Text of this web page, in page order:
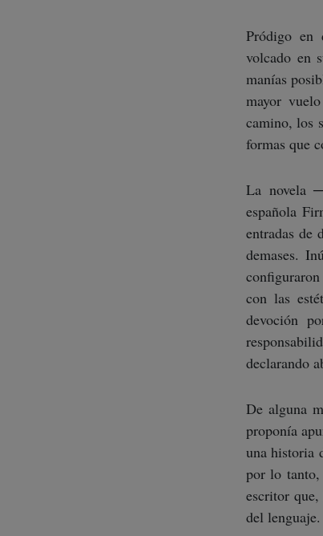
Pródigo en
volcado en
manías
mayor
camino, los
formas que
La novela
española
entradas de
demases.
con las
devoción
declarando
De alguna
proponía
una historia
por lo tanto,
escritor
del lenguaje.